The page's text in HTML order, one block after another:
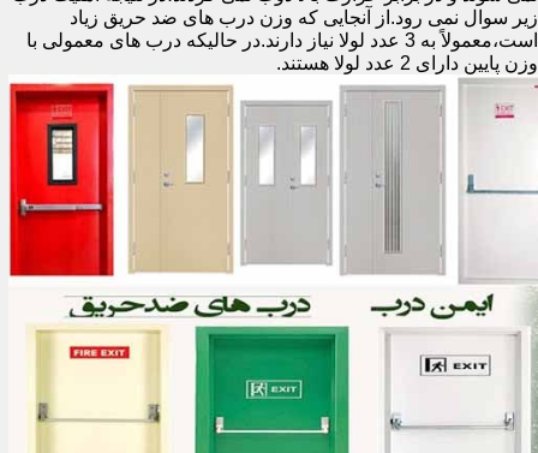
زیر سوال نمی رود.از آنجایی که وزن درب های ضد حریق زیاد
است،معمولاً به 3 عدد لولا نیاز دارند.در حالیکه درب های معمولی با
وزن پایین دارای 2 عدد لولا هستند.